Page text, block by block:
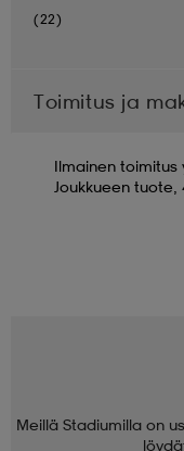
(22)
Toimitus ja
Ilmainen toimitus
Joukkueen
Meillä Stadiumilla on